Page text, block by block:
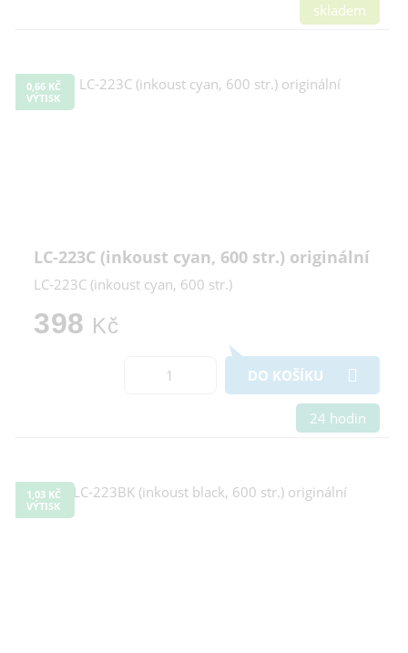
skladem
0,66 KČ
VÝTISK
LC-223C (inkoust cyan, 600 str.) originální
LC-223C (inkoust cyan, 600 str.)
398 Kč
DO KOŠÍKU
24 hodin
1,03 KČ
VÝTISK